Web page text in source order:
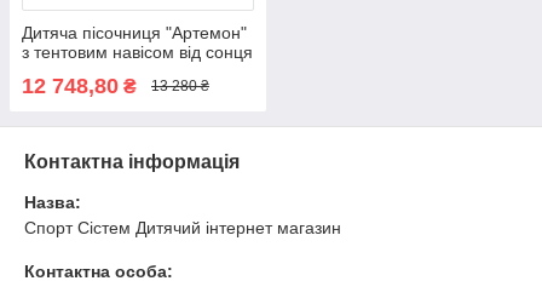
Дитяча пісочниця "Артемон"
з тентовим навісом від сонця
12 748,80 ₴ 13 280 ₴
Контактна інформація
Назва:
Спорт Сістем Дитячий інтернет магазин
Контактна особа: